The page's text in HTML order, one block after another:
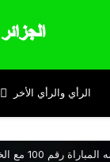
الرأي والرأي الأخر
رقم 100 مع الخضر